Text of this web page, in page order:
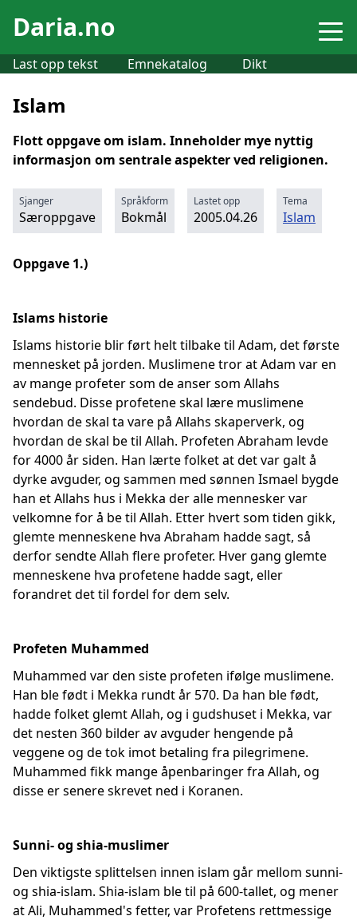
Daria.no
Last opp tekst Emnekatalog Dikt
Islam
Flott oppgave om islam. Inneholder mye nyttig
informasjon om sentrale aspekter ved religionen.
Sjanger
Særoppgave
Språkform
Bokmål
Lastet opp
2005.04.26
Tema
Islam
Oppgave 1.)
Islams historie
Islams historie blir ført helt tilbake til Adam, det første
mennesket på jorden. Muslimene tror at Adam var en
av mange profeter som de anser som Allahs
sendebud. Disse profetene skal lære muslimene
hvordan de skal ta vare på Allahs skaperverk, og
hvordan de skal be til Allah. Profeten Abraham levde
for 4000 år siden. Han lærte folket at det var galt å
dyrke avguder, og sammen med sønnen Ismael bygde
han et Allahs hus i Mekka der alle mennesker var
velkomne for å be til Allah. Etter hvert som tiden gikk,
glemte menneskene hva Abraham hadde sagt, så
derfor sendte Allah flere profeter. Hver gang glemte
menneskene hva profetene hadde sagt, eller
forandret det til fordel for dem selv.
Profeten Muhammed
Muhammed var den siste profeten ifølge muslimene.
Han ble født i Mekka rundt år 570. Da han ble født,
hadde folket glemt Allah, og i gudshuset i Mekka, var
det nesten 360 bilder av avguder hengende på
veggene og de tok imot betaling fra pilegrimene.
Muhammed fikk mange åpenbaringer fra Allah, og
disse er senere skrevet ned i Koranen.
Sunni- og shia-muslimer
Den viktigste splittelsen innen islam går mellom sunni-
og shia-islam. Shia-islam ble til på 600-tallet, og mener
at Ali, Muhammed's fetter, var Profetens rettmessige